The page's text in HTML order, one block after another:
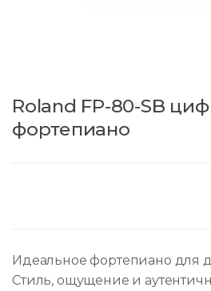
Roland FP-80-SB
фортепиано
Идеальное фортепиано для
Стиль, ощущение и